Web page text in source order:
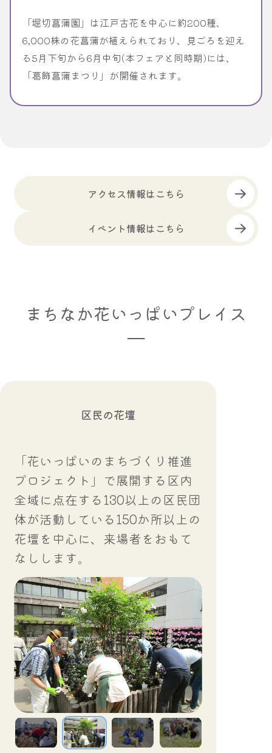
「堀切菖蒲園」は江戸古花を中心に約200種、
6,000株の花菖蒲が植えられており、見ごろを迎え
る5月下旬から6月中旬(本フェアと同時期)には、
「葛飾菖蒲まつり」が開催されます。
アクセス情報はこちら
イベント情報はこちら
まちなか花いっぱいプレイス
区民の花壇
「花いっぱいのまちづくり推進
プロジェクト」で展開する区内
全域に点在する130以上の区民団
体が活動している150か所以上の
花壇を中心に、来場者をおもて
なしします。